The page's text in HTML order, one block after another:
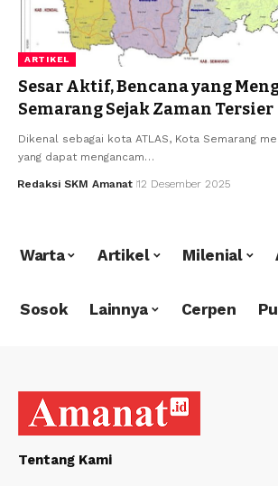
ARTIKEL
Sesar Aktif, Bencana yang
Semarang Sejak Zaman Tersier
Dikenal sebagai kota ATLAS, Kota Semarang
yang dapat mengancam…
Redaksi SKM Amanat 12 Desember 2025
Warta Artikel Milenial
Sosok Lainnya Cerpen
Tentang Kami